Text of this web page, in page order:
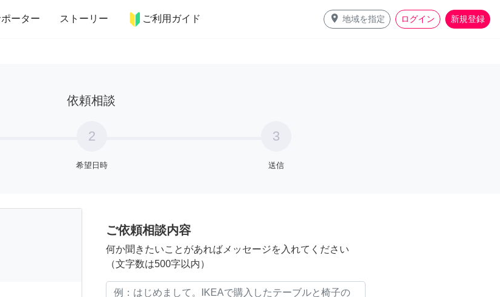
ーター ストーリー ご利用ガイド place 地域を指定 ログイン 新規登録
ア 趣味・習い事 ペット 料理
依頼相談
2
希望日時
3
送信
ご依頼相談内容
何か聞きたいことがあればメッセージを入れてください
（文字数は500字以内）